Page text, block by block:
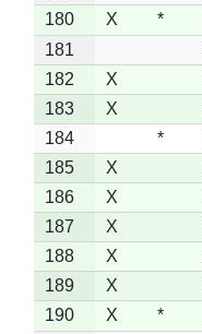
180
X *
181
182
X
183
X
184
*
185
X
186
X
187
X
188
X
189
X
190
X *